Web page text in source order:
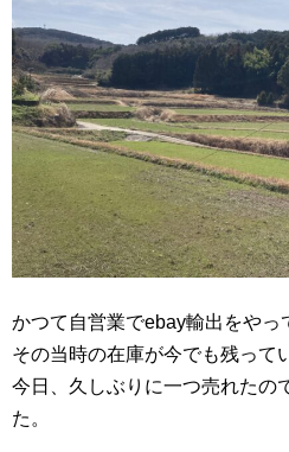
かつて自営業でebay輸出をやっ
その当時の在庫が今でも残って
今日、久しぶりに一つ売れたの
た。